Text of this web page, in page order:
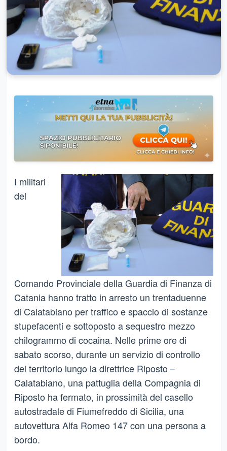
I militari
del
Comando Provinciale della Guardia di Finanza di
Catania hanno tratto in arresto un trentaduenne
di Calatabiano per traffico e spaccio di sostanze
stupefacenti e sottoposto a sequestro mezzo
chilogrammo di cocaina. Nelle prime ore di
sabato scorso, durante un servizio di controllo
del territorio lungo la direttrice Riposto –
Calatabiano, una pattuglia della Compagnia di
Riposto ha fermato, in prossimità del casello
autostradale di Fiumefreddo di Sicilia, una
autovettura Alfa Romeo 147 con una persona a
bordo.